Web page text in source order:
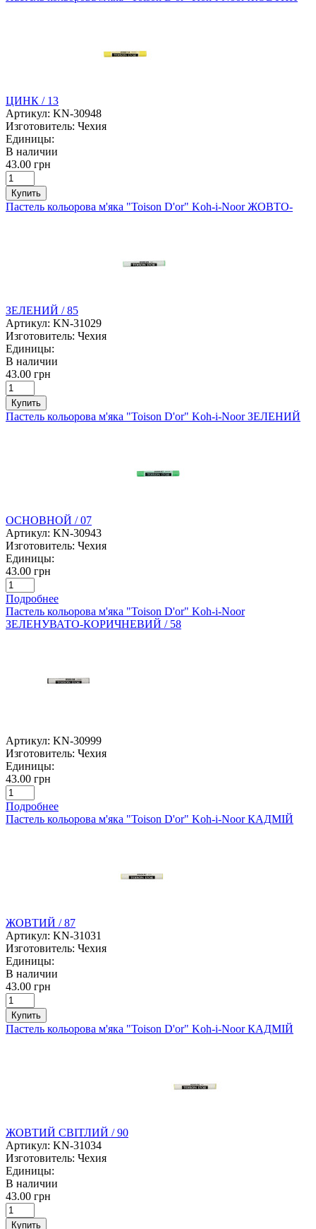
ЦИНК / 13
Артикул: KN-30948
Изготовитель: Чехия
Единицы:
В наличии
43.00 грн
Купить
Пастель кольорова м'яка "Toison D'or" Koh-i-Noor ЖОВТО-
ЗЕЛЕНИЙ / 85
Артикул: KN-31029
Изготовитель: Чехия
Единицы:
В наличии
43.00 грн
Купить
Пастель кольорова м'яка "Toison D'or" Koh-i-Noor ЗЕЛЕНИЙ
ОСНОВНОЙ / 07
Артикул: KN-30943
Изготовитель: Чехия
Единицы:
43.00 грн
Подробнее
Пастель кольорова м'яка "Toison D'or" Koh-i-Noor
ЗЕЛЕНУВАТО-КОРИЧНЕВИЙ / 58
Артикул: KN-30999
Изготовитель: Чехия
Единицы:
43.00 грн
Подробнее
Пастель кольорова м'яка "Toison D'or" Koh-i-Noor КАДМІЙ
ЖОВТИЙ / 87
Артикул: KN-31031
Изготовитель: Чехия
Единицы:
В наличии
43.00 грн
Купить
Пастель кольорова м'яка "Toison D'or" Koh-i-Noor КАДМІЙ
ЖОВТИЙ СВІТЛИЙ / 90
Артикул: KN-31034
Изготовитель: Чехия
Единицы:
В наличии
43.00 грн
Купить